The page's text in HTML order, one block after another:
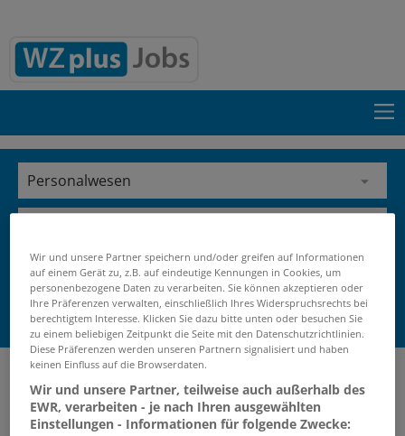
TRAUMJOB FINDEN!
Suche ausblenden
Start Langenfeld Personalwesen
Wir und unsere Partner speichern und/oder greifen auf Informationen
auf einem Gerät zu, z.B. auf eindeutige Kennungen in Cookies, um
personenbezogene Daten zu verarbeiten. Sie können akzeptieren oder
Ihre Präferenzen verwalten, einschließlich Ihres Widerspruchsrechts bei
berechtigtem Interesse. Klicken Sie dazu bitte unten oder besuchen Sie
zu einem beliebigen Zeitpunkt die Seite mit den Datenschutzrichtlinien.
Diese Präferenzen werden unseren Partnern signalisiert und haben
keinen Einfluss auf die Browserdaten.
Wir und unsere Partner, teilweise auch außerhalb des
EWR, verarbeiten - je nach Ihren ausgewählten
Einstellungen - Informationen für folgende Zwecke: